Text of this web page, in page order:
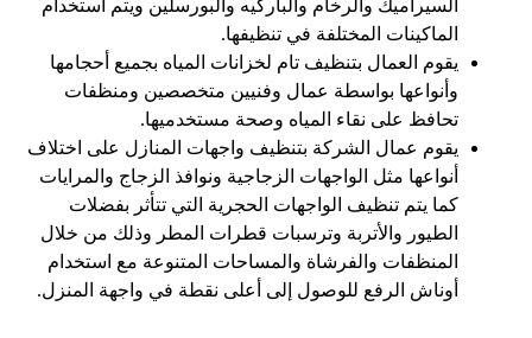
السيراميك والرخام والباركيه والبورسلين ويتم استخدام
الماكينات المختلفة في تنظيفها.
يقوم العمال بتنظيف تام لخزانات المياه بجميع أحجامها
وأنواعها بواسطة عمال وفنيين متخصصين ومنظفات
تحافظ على نقاء المياه وصحة مستخدميها.
يقوم عمال الشركة بتنظيف واجهات المنازل على اختلاف
أنواعها مثل الواجهات الزجاجية ونوافذ الزجاج والمرايات
كما يتم تنظيف الواجهات الحجرية التي تتأثر بفضلات
الطيور والأتربة وترسبات قطرات المطر وذلك من خلال
المنظفات والفرشاة والمساحات المتنوعة مع استخدام
أوناش الرفع للوصول إلى أعلى نقطة في واجهة المنزل.